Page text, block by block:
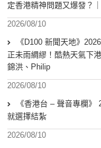
定香港精神問題又爆發？
2026/08/10
《D100 新聞天地》
正未雨綢繆！酷熱天氣下
錦洪、Philip
2026/08/10
《香港台 – 聲音專欄
就選擇結紮
2026/08/10